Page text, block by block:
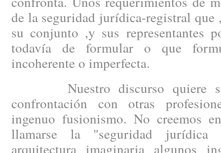
de la seguridad jurídica-registral que
su conjunto ,y sus representantes
todavía de formular o que
incoherente o imperfecta.
Nuestro discurso quiere
confrontación con otras
ingenuo fusionismo. No creemos
llamarse la "seguridad jurídica
arquitectura imaginaria algunos